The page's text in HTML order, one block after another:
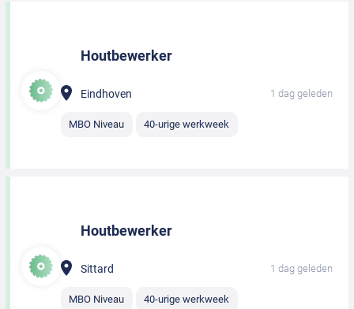
Houtbewerker
Eindhoven 1 dag geleden
MBO Niveau 40-urige werkweek
Houtbewerker
Sittard 1 dag geleden
MBO Niveau 40-urige werkweek